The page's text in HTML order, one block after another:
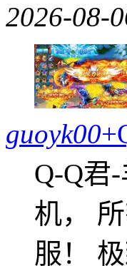
2026-08-
guoyk00
Q-Q君
机，
服！